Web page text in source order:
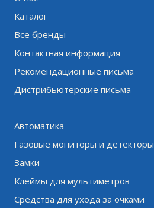
Каталог
Все бренды
Контактная информация
Рекомендационные письма
Дистрибьютерские письма
Автоматика
Газовые мониторы и детекторы
Замки
Клеймы для мультиметров
Средства для ухода за очками